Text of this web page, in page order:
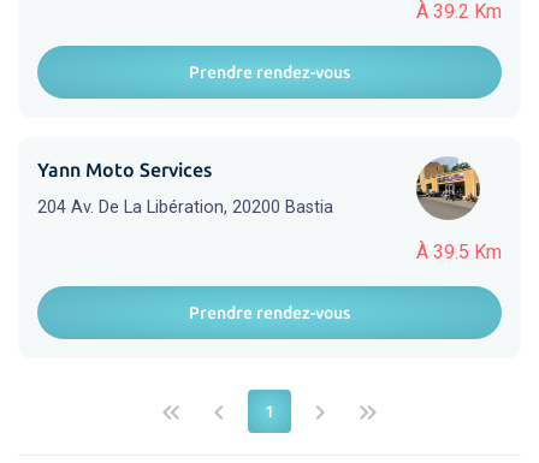
À 39.2 Km
Prendre rendez-vous
À 39.5 Km
Yann Moto Services
204 Av. De La Libération, 20200 Bastia
Prendre rendez-vous
keyboard_double_arrow_left keyboard_arrow_left 1 keyboard_arrow_right keyboard_double_arrow_right